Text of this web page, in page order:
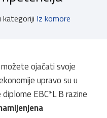
kategoriji Iz komore
ojačati svoje
upravo su u
EBC*L B razine